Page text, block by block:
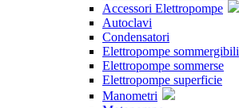
Accessori Elettropompe
Autoclavi
Condensatori
Elettropompe sommergibili
Elettropompe sommerse
Elettropompe superficie
Manometri